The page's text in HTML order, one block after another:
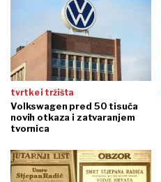
tvrtke i tržišta
Volkswagen pred 50 tisuća
novih otkaza i zatvaranjem
tvornica